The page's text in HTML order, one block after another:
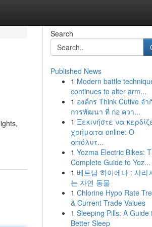
Search
Published News
1 Modern battle
continues to alter arm...
1 องค์กร Think Cutive จำ
การพัฒนา ที่ ก่อ ควา...
1 Ξεκινήστε να
χρήματα online: Ο
απόλυτ...
1 Yozma Electric Bikes:
Complete Guide to Yoz...
1 베트남 하이에나 : 사라
는 자연 동물
1 Chlorine Hypo Rate
& Current Trade Values
1 Sleeping Pills: A Guide
Better Sleep